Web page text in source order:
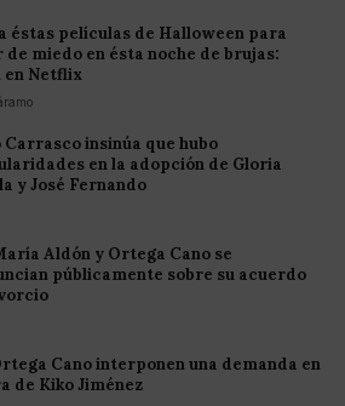
éstas películas de Halloween para
miedo en ésta noche de brujas:
en Netflix
Carrasco insinúa que hubo
en la adopción de Gloria
y José Fernando
Aldón y Ortega Cano se
públicamente sobre su acuerdo
Cano interponen una demanda en
de Kiko Jiménez